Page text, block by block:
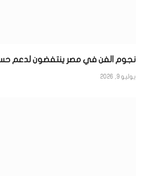
نجوم الفن في مصر ينتفضون لدعم
يوليو 9, 2026